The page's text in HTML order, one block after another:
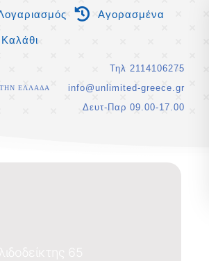
Αγορασμένα
Καλάθι
ΕΛΛΑΔΑ
Τηλ 2114106275
info@unlimited-greece.gr
Δευτ-Παρ 09.00-17.00